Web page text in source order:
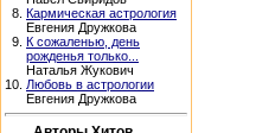
8. Кармическая астрология
Евгения Дружкова
9. К сожаленью, день
рожденья только...
Наталья Жукович
10. Любовь в астрологии
Евгения Дружкова